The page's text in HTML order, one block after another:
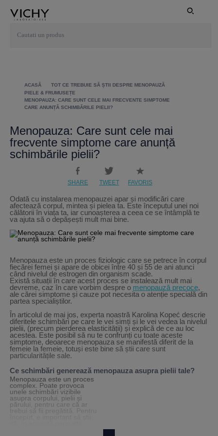
ACASĂ
TOT CE TREBUIE SĂ ȘTII DESPRE MENOPAUZĂ
PIELE & FRUMUSEȚE
MENOPAUZA: CARE SUNT CELE MAI FRECVENTE SIMPTOME
CARE ANUNȚĂ SCHIMBĂRILE PIELII?
Menopauza: Care sunt cele mai
frecvente simptome care anunță
schimbările pielii?
SHARE TWEET FAVORIS
Odată cu instalarea menopauzei apar și modificări care
afectează corpul, mintea și pielea ta. Este începutul unei noi
călătorii în viața ta, iar cunoașterea a ceea ce se întâmplă te
va ajuta să o depășești mult mai bine.
Menopauza este un proces fiziologic care se petrece în corpul
fiecărei femei și apare de obicei între 40 și 55 de ani atunci
când nivelul de estrogen din organism scade.
Există situații în care acest proces se instalează mult mai
devreme, caz în care vorbim despre o menopauză precoce,
ale cărei simptome și cauze pot necesita o atenție specială din
partea specialiștilor.
În articolul de mai jos, experta noastră Karolina Kopeć descrie
diferitele schimbări pe care le vei simți și le vei vedea la nivelul
pielii, (precum pierderea elasticității) și explică de ce au loc
acestea. Este posibil să nu te confrunți cu toate aceste
simptome, deoarece menopauza se manifestă diferit de la
femeie la femeie, totuși este bine să știi care sunt
particularitățile sale.
Ce schimbări generează menopauza asupra pielii tale?
Menopauza este un proces
complex. Poate provoca
unele schimbări vizibile
asupra corpului, pielii și
părului, pentru care că ar